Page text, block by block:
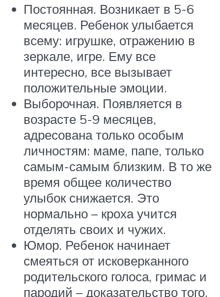
Постоянная. Возникает в 5-6
месяцев. Ребенок улыбается
всему: игрушке, отражению в
зеркале, игре. Ему все
интересно, все вызывает
положительные эмоции.
Выборочная. Появляется в
возрасте 5-9 месяцев,
адресована только особым
личностям: маме, папе, только
самым-самым близким. В то же
время общее количество
улыбок снижается. Это
нормально – кроха учится
отделять своих и чужих.
Юмор. Ребенок начинает
смеяться от исковерканного
родительского голоса, гримас и
пародий – доказательство того,